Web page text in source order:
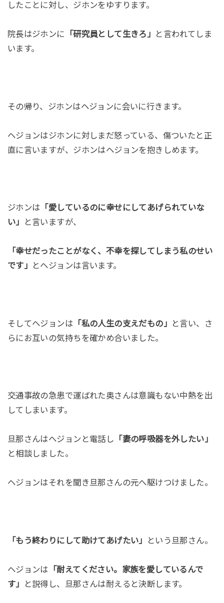
したことに対し、ジホンをゆすります。
院長はジホンに 「研究員として生きろ」
と言われてしま
います。
その帰り、ジホンはヘジョンに会いに行きます。
ヘジョンはジホンに対しまだ怒っている、傷ついたと正
直に言いますが、ジホンはヘジョンを抱きしめます。
ジホンは 「愛しているのに幸せにしてあげられていな
い」
と言いますが、
「幸せだったことがなく、不幸を探してしまう私のせい
です」
とヘジョンは言います。
そしてヘジョンは 「私の人生の支えだもの」
と言い、さ
らにお互いの気持ちを確かめ合いました。
交通事故の急患で運ばれた奥さんは意識もない中熱を出
してしまいます。
旦那さんはヘジョンと電話し 「妻の呼吸器を外したい」
と相談しました。
ヘジョンはそれを聞き旦那さんの元へ駆けつけました。
「もう終わりにして助けてあげたい」 という旦那さん。
ヘジョンは
「耐えてください。家族を愛しているんで
す」
と説得し、旦那さんは耐えると決断します。